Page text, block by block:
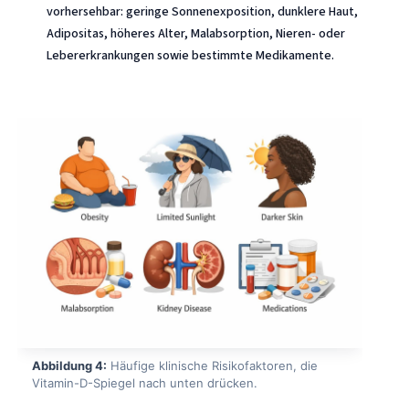
vorhersehbar: geringe Sonnenexposition, dunklere Haut,
Adipositas, höheres Alter, Malabsorption, Nieren- oder
Lebererkrankungen sowie bestimmte Medikamente.
Abbildung 4: Häufige klinische Risikofaktoren, die
Vitamin-D-Spiegel nach unten drücken.